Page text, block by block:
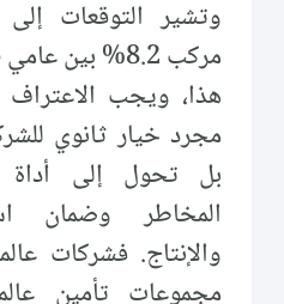
وتشير التوقعات
مركب 8.2% بين عامي 2026 و2035(خ).
هذا، ويجب الاعتراف
مجرد خيار ثانوي
بل تحول إلى أداة
المخاطر وضمان
والإنتاج. فشركات